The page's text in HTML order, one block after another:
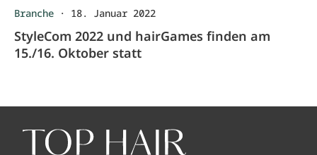
Branche · 18. Januar 2022
StyleCom 2022 und hairGames finden am
15./16. Oktober statt